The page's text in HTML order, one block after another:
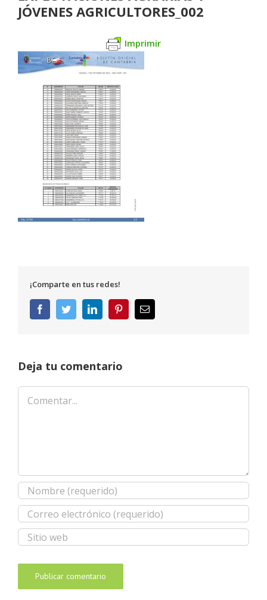
JÓVENES AGRICULTORES_002
Imprimir
¡Comparte en tus redes!
FacebookTwitterLinkedInPinterestCorreo
electrónico
Deja tu comentario
Comentar